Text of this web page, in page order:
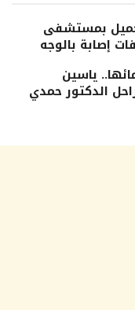
بمستشفى
إصابة بالوجه
ياسين
الدكتور حمدي